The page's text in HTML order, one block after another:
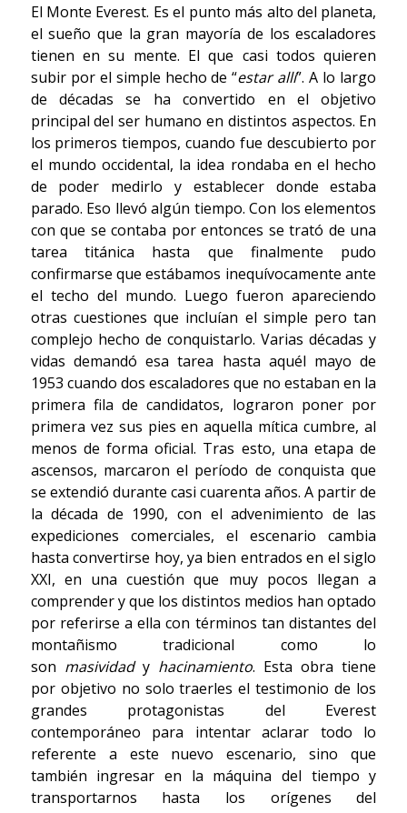
El Monte Everest. Es el punto más alto del planeta,
el sueño que la gran mayoría de los escaladores
tienen en su mente. El que casi todos quieren
subir por el simple hecho de “estar allí”. A lo largo
de décadas se ha convertido en el objetivo
principal del ser humano en distintos aspectos. En
los primeros tiempos, cuando fue descubierto por
el mundo occidental, la idea rondaba en el hecho
de poder medirlo y establecer donde estaba
parado. Eso llevó algún tiempo. Con los elementos
con que se contaba por entonces se trató de una
tarea titánica hasta que finalmente pudo
confirmarse que estábamos inequívocamente ante
el techo del mundo. Luego fueron apareciendo
otras cuestiones que incluían el simple pero tan
complejo hecho de conquistarlo. Varias décadas y
vidas demandó esa tarea hasta aquél mayo de
1953 cuando dos escaladores que no estaban en la
primera fila de candidatos, lograron poner por
primera vez sus pies en aquella mítica cumbre, al
menos de forma oficial. Tras esto, una etapa de
ascensos, marcaron el período de conquista que
se extendió durante casi cuarenta años. A partir de
la década de 1990, con el advenimiento de las
expediciones comerciales, el escenario cambia
hasta convertirse hoy, ya bien entrados en el siglo
XXI, en una cuestión que muy pocos llegan a
comprender y que los distintos medios han optado
por referirse a ella con términos tan distantes del
montañismo tradicional como lo
son masividady hacinamiento. Esta obra tiene
por objetivo no solo traerles el testimonio de los
grandes protagonistas del Everest
contemporáneo para intentar aclarar todo lo
referente a este nuevo escenario, sino que
también ingresar en la máquina del tiempo y
transportarnos hasta los orígenes del